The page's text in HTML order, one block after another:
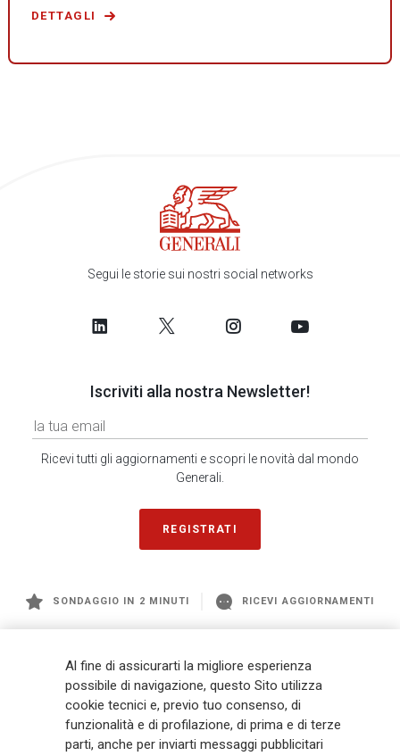
DETTAGLI
Segui le storie sui nostri social networks
Iscriviti alla nostra Newsletter!
Ricevi tutti gli aggiornamenti e scopri le novità dal mondo
Generali.
REGISTRATI
SONDAGGIO IN 2 MINUTI RICEVI AGGIORNAMENTI
management a livello globale, con premi complessivi pari a € 98,1
miliardi e € 900 miliardi di AUM nel 2025. Fondato nel 1831, con oltre 88
mila dipendenti e 163 mila agenti che servono 75 milioni di clienti, il
Gruppo ha una posizione di leadership in Europa e una presenza
crescente in Asia e America. Al centro della strategia di Generali c'è il suo
Al fine di assicurarti la migliore esperienza
possibile di navigazione, questo Sito utilizza
cookie tecnici e, previo tuo consenso, di
funzionalità e di profilazione, di prima e di terze
parti, anche per inviarti messaggi pubblicitari